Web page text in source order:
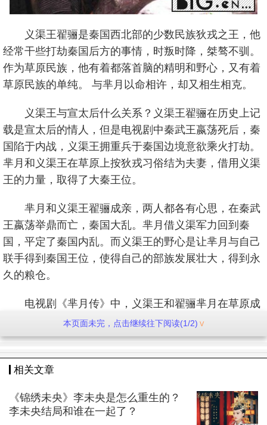
义渠王翟骊是秦国西北部的少数民族狄戎之王，他
经常干些打劫秦国后方的事情，时叛时降，桀骜不驯。
作为草原民族，他有着都落首脑的精明和野心，又有着
草原民族的单纯。 与芈月以命相许，却又相生相克。
义渠王与宣太后什么关系？义渠王翟骊在历史上记
载是宣太后的情人，但是电视剧中秦武王嬴荡死后，秦
国陷于内战，义渠王拥重兵于秦国边境意欲乘火打劫。
芈月和义渠王在草原上按狄戎习俗结为夫妻，借用义渠
王的力量，取得了大秦王位。
芈月和义渠王翟骊成亲，两人都各有心思，在秦武
王嬴荡举鼎而亡，秦国大乱。芈月借义渠军力回到秦
国，平定了秦国内乱。而义渠王的野心是让芈月与自己
联手得到秦国王位，使得自己的部族发展壮大，得到永
久的粮仓。
电视剧《芈月传》中，义渠王和翟骊芈月在草原成
亲，芈月用借义渠军力回到秦国，平定了秦国内乱。那
平乱之后两人有生孩子吗？在《史记.匈奴列传》记
载：“秦昭王时，义渠戎王与宣太后乱，有二子。”，公
元前272年“宣太后诱杀义渠王于甘泉宫”，据说，和义渠
芈月利用义渠军力回到秦国，平定了秦国内乱。芈
本页面未完，点击继续往下阅读(1/2)
相关文章
《锦绣未央》李未央是怎么重生的？
李未央结局和谁在一起了？